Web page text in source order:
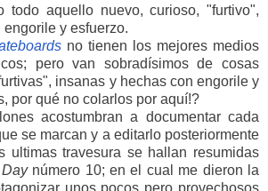
todo aquello nuevo, curioso, "furtivo",
y esfuerzo.
no tienen los mejores medios
pero van sobradísimos de cosas
insanas y hechas con engorile y
por qué no colarlos por aquí!?
acostumbran a documentar cada
se marcan y a editarlo posteriormente
ultimas travesura se hallan resumidas
número 10; en el cual me dieron la